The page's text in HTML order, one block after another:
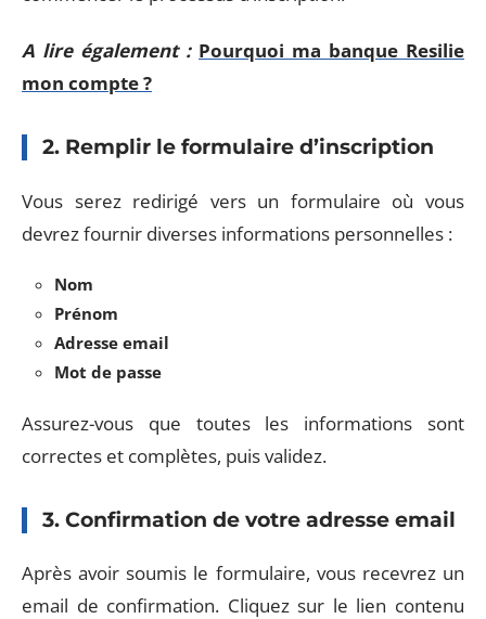
A lire également : Pourquoi ma banque Resilie
mon compte ?
2. Remplir le formulaire d’inscription
Vous serez redirigé vers un formulaire où vous
devrez fournir diverses informations personnelles :
Nom
Prénom
Adresse email
Mot de passe
Assurez-vous que toutes les informations sont
correctes et complètes, puis validez.
3. Confirmation de votre adresse email
Après avoir soumis le formulaire, vous recevrez un
email de confirmation. Cliquez sur le lien contenu